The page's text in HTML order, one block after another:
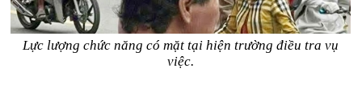
Lực lượng chức năng có mặt tại hiện trường điều tra vụ
việc.